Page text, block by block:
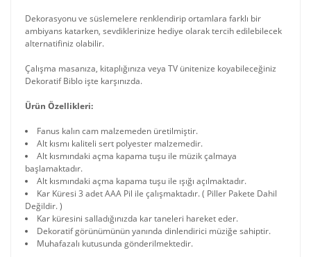
Dekorasyonu ve süslemelere renklendirip ortamlara farklı bir
ambiyans katarken, sevdiklerinize hediye olarak tercih edilebilecek
alternatifiniz olabilir.
Çalışma masanıza, kitaplığınıza veya TV ünitenize koyabileceğiniz
Dekoratif Biblo işte karşınızda.
Ürün Özellikleri:
Fanus kalın cam malzemeden üretilmiştir.
Alt kısmı kaliteli sert polyester malzemedir.
Alt kısmındaki açma kapama tuşu ile müzik çalmaya
başlamaktadır.
Alt kısmındaki açma kapama tuşu ile ışığı açılmaktadır.
Kar Küresi 3 adet AAA Pil ile çalışmaktadır. ( Piller Pakete Dahil
Değildir. )
Kar küresini salladığınızda kar taneleri hareket eder.
Dekoratif görünümünün yanında dinlendirici müziğe sahiptir.
Muhafazalı kutusunda gönderilmektedir.